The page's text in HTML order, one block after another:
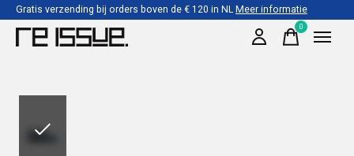
Gratis verzending bij orders boven de € 120 in NLMeer informatie
0items